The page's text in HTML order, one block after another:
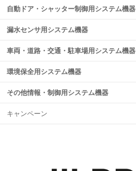
自動ドア・シャッター制御用システム機器
漏水センサ用システム機器
車両・道路・交通・駐車場用システム機器
環境保全用システム機器
その他情報・制御用システム機器
キャンペーン